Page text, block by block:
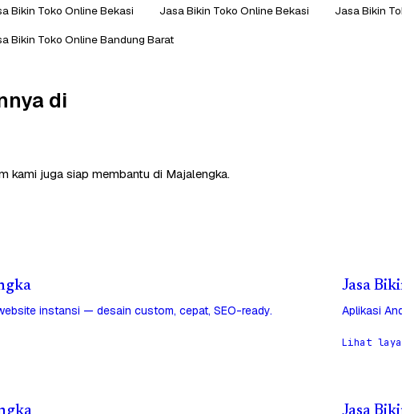
Bikin Toko Online Bekasi Jasa Bikin Toko Online Bekasi Jasa Bikin
Bikin Toko Online Bandung Barat
di
kami juga siap membantu di Majalengka.
instansi — desain custom, cepat, SEO-ready.
Jasa
Aplikasi
Lihat